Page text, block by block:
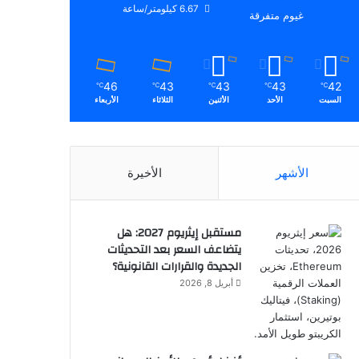
غيوم متفرقة
6.67 كيلومتر/ساعة
42
℃
السبت
43
℃
الأحد
43
℃
الأثنين
43
℃
الثلاثاء
46
℃
الأربعاء
الأشهر الأخيرة
مستقبل إيثريوم 2027: هل
يتضاعف السعر بعد التحديثات
الجديدة والقرارات القانونية؟
أبريل 8, 2026